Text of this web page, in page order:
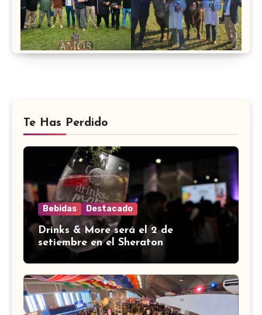
Te Has Perdido
Bebidas Destacado
Drinks & More será el 2 de
setiembre en el Sheraton